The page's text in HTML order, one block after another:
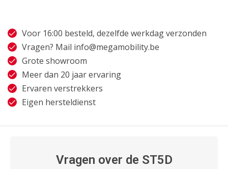
Voor 16:00 besteld, dezelfde werkdag verzonden
Vragen? Mail info@megamobility.be
Grote showroom
Meer dan 20 jaar ervaring
Ervaren verstrekkers
Eigen hersteldienst
Vragen over de ST5D